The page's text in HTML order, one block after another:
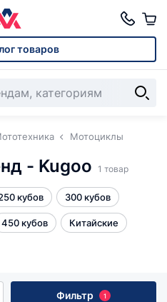
товаров
Мотоциклы
- Kugoo 1 товар
кубов 300 кубов
450 кубов Китайские
Фильтр 1